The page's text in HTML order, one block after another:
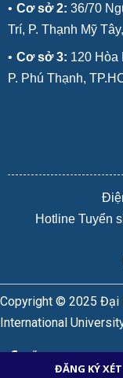
• Cơ sở 2: 36/70
Trí, P. Thạnh Mỹ
• Cơ sở 3: 120 Hòa
P. Phú Thạnh,
Hotline Tuyển
Copyright © 2025 Đại
International